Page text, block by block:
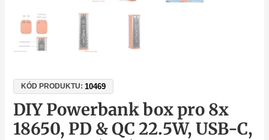
KÓD PRODUKTU:10469
DIY Powerbank box pro 8x
18650, PD & QC 22.5W, USB-C,